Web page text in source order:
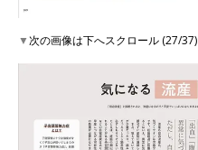
▼次の画像は下へスクロール (27/37)